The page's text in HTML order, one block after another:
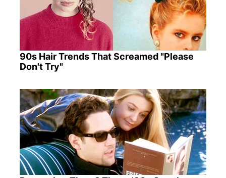
90s Hair Trends That Screamed "Please
Don't Try"